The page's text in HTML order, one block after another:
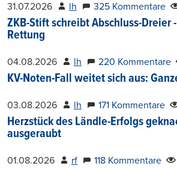
31.07.2026 lh 325 Kommentare
ZKB-Stift schreibt Abschluss-Dreier
Rettung
04.08.2026 lh 220 Kommentare
KV-Noten-Fall weitet sich aus:
03.08.2026 lh 171 Kommentare
Herzstück des Ländle-Erfolgs
ausgeraubt
01.08.2026 rf 118 Kommentare